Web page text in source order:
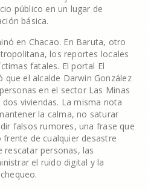
público en un lugar de
básica.
en Chacao. En Baruta, otro
los reportes locales
fatales. El portal El
que el alcalde Darwin González
en el sector Las Minas
viviendas. La misma nota
la calma, no saturar
falsos rumores, una frase que
de cualquier desastre
rescatar personas, las
el ruido digital y la